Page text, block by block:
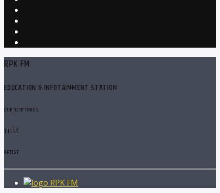
RPK FM
EDUCATION & INFOTAINMENT STATION
CURRENT TRACK
TITLE
ARTIST
RPK FM